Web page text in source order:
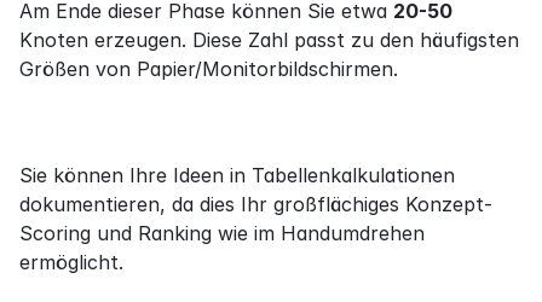
Am Ende dieser Phase können Sie etwa 20-50
Knoten erzeugen. Diese Zahl passt zu den häufigsten
Größen von Papier/Monitorbildschirmen.
Sie können Ihre Ideen in Tabellenkalkulationen
dokumentieren, da dies Ihr großflächiges Konzept-
Scoring und Ranking wie im Handumdrehen
ermöglicht.